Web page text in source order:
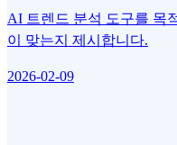
AI 트렌드 분석 도구를 목
이 맞는지 제시합니다.
2026-02-09